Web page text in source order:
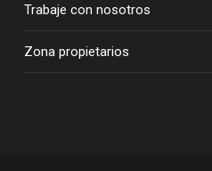
Trabaje con nosotros
Zona propietarios